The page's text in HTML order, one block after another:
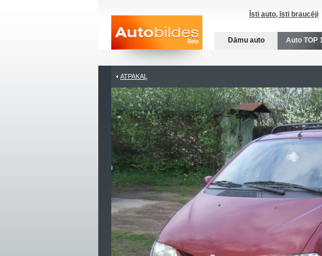
Īsti auto, īsti braucēji
Dāmu auto Auto TOP
ATPAKAĻ